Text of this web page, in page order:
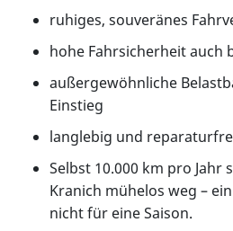
ruhiges, souveränes
hohe Fahrsicherheit auch
außergewöhnliche
Einstieg
langlebig und
Selbst 10.000 km pro Jahr
Kranich mühelos weg –
nicht für eine Saison.